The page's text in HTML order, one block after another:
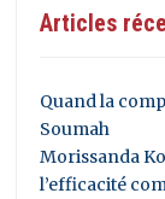
Articles
Quand la
Soumah
Morissanda
l’efficacité